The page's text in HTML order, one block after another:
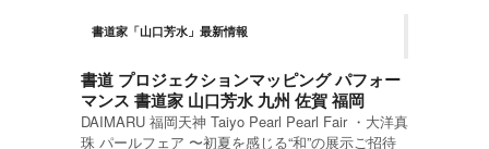
書道家「山口芳水」最新情報
書道 プロジェクションマッピング パフォー
マンス 書道家 山口芳水 九州 佐賀 福岡
DAIMARU 福岡天神 Taiyo Pearl Pearl Fair ・大洋真
珠 パールフェア 〜初夏を感じる“和”の展示ご招待